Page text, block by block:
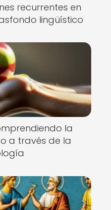
recurrentes en
lingüístico
la
a través de la